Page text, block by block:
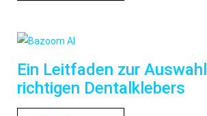
Ein Leitfaden zur
richtigen Dentalklebers